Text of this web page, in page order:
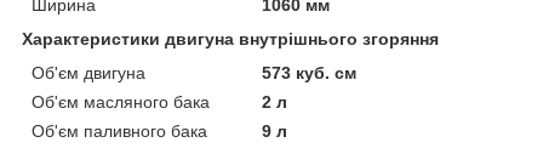
Ширина
1060 мм
Характеристики двигуна внутрішнього згоряння
Об'єм двигуна
573 куб. см
Об'єм масляного бака
2 л
Об'єм паливного бака
9 л